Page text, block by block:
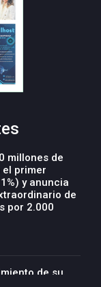
millones de
el primer
y anuncia
de
por 2.000
de su